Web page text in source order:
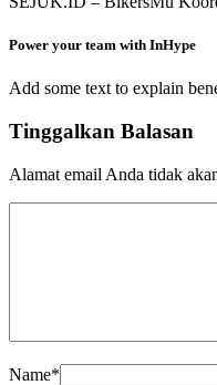
Power your team with InHype
Add some text to explain
Tinggalkan Balasan
Alamat email Anda tidak
Name*